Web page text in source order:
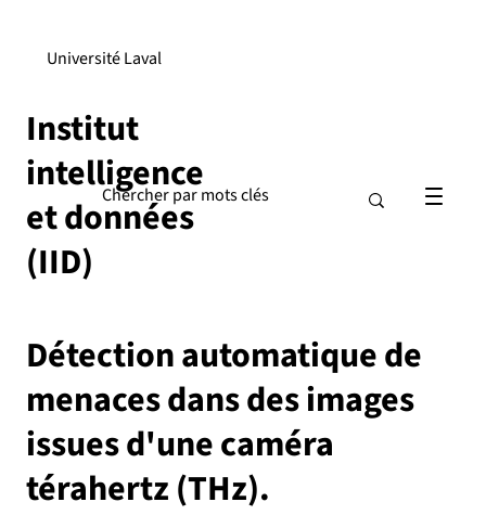
Institut
intelligence
et données
(IID)
Université Laval
Détection automatique de
menaces dans des images
issues d'une caméra
térahertz (THz).